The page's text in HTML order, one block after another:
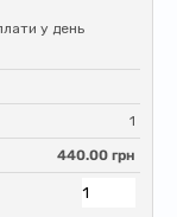
у день
1
440.00 грн